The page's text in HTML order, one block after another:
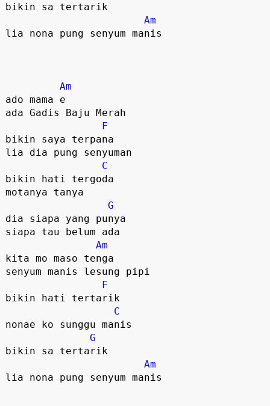
bikin sa tertarik
Am
lia nona pung senyum manis
Am
ado mama e
ada Gadis Baju Merah
F
bikin saya terpana
lia dia pung senyuman
C
bikin hati tergoda
motanya tanya
G
dia siapa yang punya
siapa tau belum ada
Am
kita mo maso tenga
senyum manis lesung pipi
F
bikin hati tertarik
C
nonae ko sunggu manis
G
bikin sa tertarik
Am
lia nona pung senyum manis